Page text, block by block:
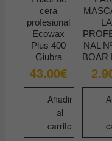
cera
profesional
Ecowax
Plus 400
Giubra
43.00€
Añadir
al
carrito
LA
NAL
BOAR